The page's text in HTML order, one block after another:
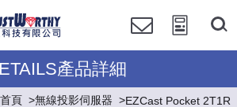
產品詳細
首頁 無線投影伺服器 EZCast Pocket 2T1R